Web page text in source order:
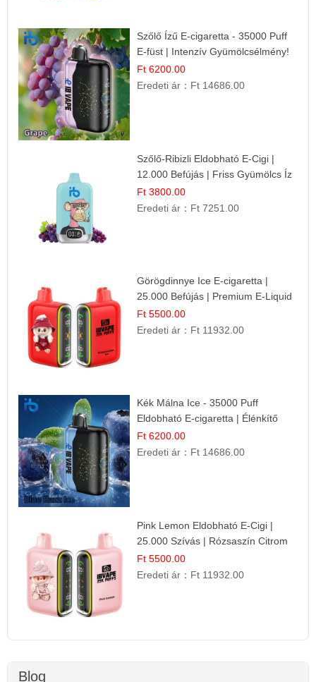
Szőlő Ízű E-cigaretta - 35000 Puff
E-füst | Intenzív Gyümölcsélmény!
Ft 6200.00
Eredeti ár： Ft 14686.00
Szőlő-Ribizli Eldobható E-Cigi |
12.000 Befújás | Friss Gyümölcs Íz
Ft 3800.00
Eredeti ár： Ft 7251.00
Görögdinnye Ice E-cigaretta |
25.000 Befújás | Premium E-Liquid
Ft 5500.00
Eredeti ár： Ft 11932.00
Kék Málna Ice - 35000 Puff
Eldobható E-cigaretta | Élénkítő
Gyümölcsös Frissesség!
Ft 6200.00
Eredeti ár： Ft 14686.00
Pink Lemon Eldobható E-Cigi |
25.000 Szívás | Rózsaszín Citrom
Íz
Ft 5500.00
Eredeti ár： Ft 11932.00
Blog